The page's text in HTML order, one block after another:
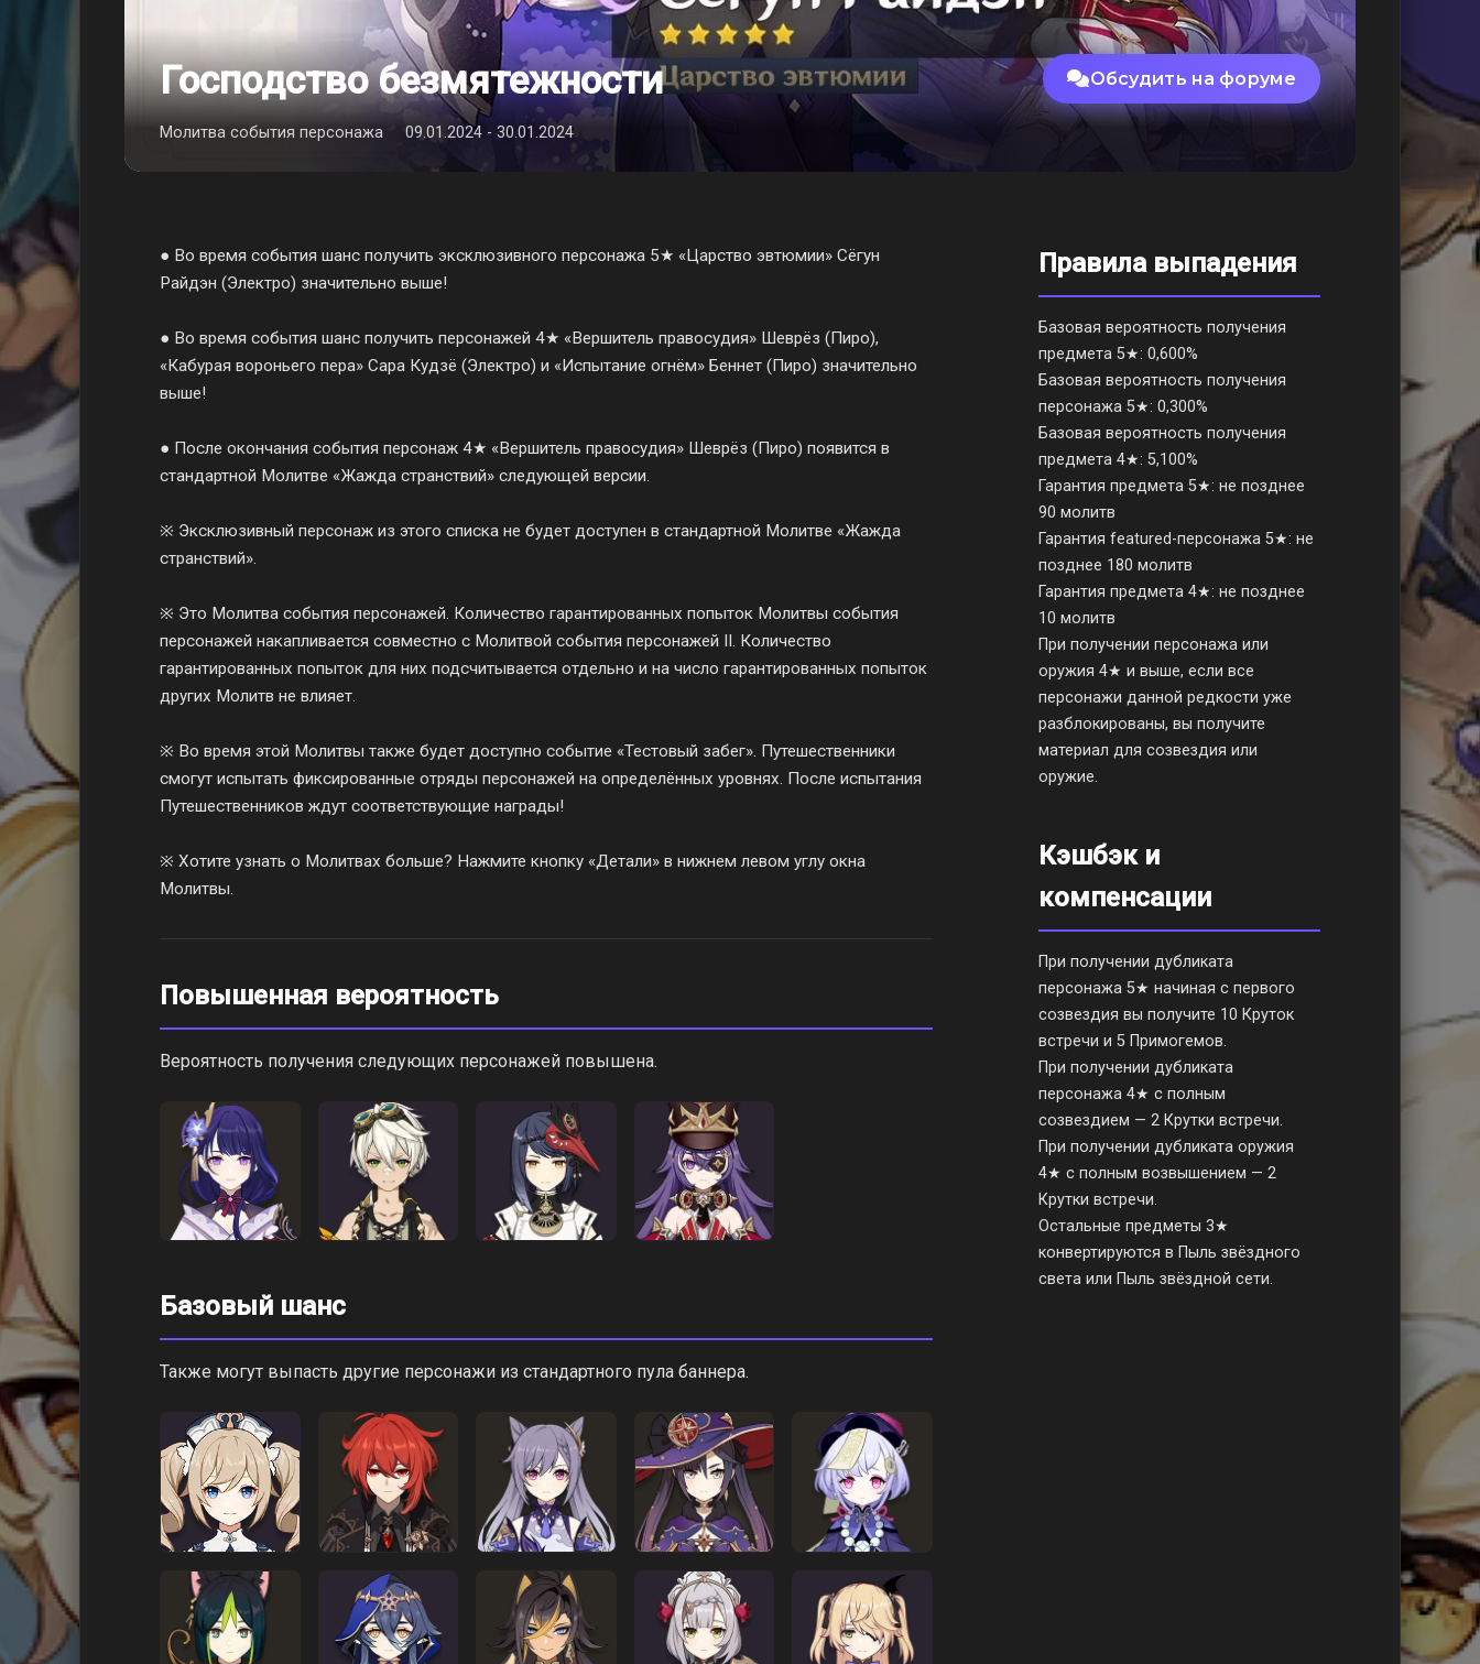
Господство безмятежности Обсудить на форуме
Молитва события персонажа 09.01.2024 - 30.01.2024
● Во время события шанс получить эксклюзивного персонажа 5★ «Царство эвтюмии» Сёгун
Райдэн (Электро) значительно выше!
● Во время события шанс получить персонажей 4★ «Вершитель правосудия» Шеврёз (Пиро),
«Кабурая вороньего пера» Сара Кудзё (Электро) и «Испытание огнём» Беннет (Пиро) значительно
выше!
● После окончания события персонаж 4★ «Вершитель правосудия» Шеврёз (Пиро) появится в
стандартной Молитве «Жажда странствий» следующей версии.
※ Эксклюзивный персонаж из этого списка не будет доступен в стандартной Молитве «Жажда
странствий».
※ Это Молитва события персонажей. Количество гарантированных попыток Молитвы события
персонажей накапливается совместно с Молитвой события персонажей II. Количество
гарантированных попыток для них подсчитывается отдельно и на число гарантированных попыток
других Молитв не влияет.
※ Во время этой Молитвы также будет доступно событие «Тестовый забег». Путешественники
смогут испытать фиксированные отряды персонажей на определённых уровнях. После испытания
Путешественников ждут соответствующие награды!
※ Хотите узнать о Молитвах больше? Нажмите кнопку «Детали» в нижнем левом углу окна
Молитвы.
Повышенная вероятность
Вероятность получения следующих персонажей повышена.
Базовый шанс
Также могут выпасть другие персонажи из стандартного пула баннера.
Правила выпадения
Базовая вероятность получения
предмета 5★: 0,600%
Базовая вероятность получения
персонажа 5★: 0,300%
Базовая вероятность получения
предмета 4★: 5,100%
Гарантия предмета 5★: не позднее
90 молитв
Гарантия featured-персонажа 5★: не
позднее 180 молитв
Гарантия предмета 4★: не позднее
10 молитв
При получении персонажа или
оружия 4★ и выше, если все
персонажи данной редкости уже
разблокированы, вы получите
материал для созвездия или
оружие.
Кэшбэк и
компенсации
При получении дубликата
персонажа 5★ начиная с первого
созвездия вы получите 10 Круток
встречи и 5 Примогемов.
При получении дубликата
персонажа 4★ с полным
созвездием — 2 Крутки встречи.
При получении дубликата оружия
4★ с полным возвышением — 2
Крутки встречи.
Остальные предметы 3★
конвертируются в Пыль звёздного
света или Пыль звёздной сети.